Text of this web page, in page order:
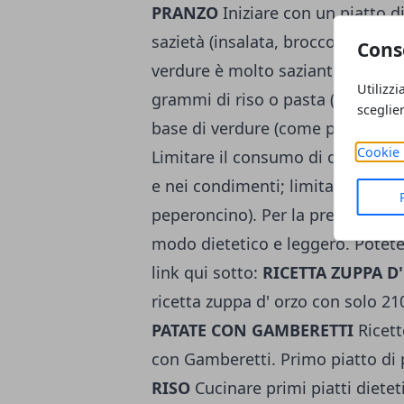
Cookie
PRANZO Iniziare con un piatto
sazietà (insalata, broccolo,
verdure è molto saziante. Come
grammi di riso o pasta
base di verdure (come
Limitare il consumo di olio
e nei condimenti; limitare
peperoncino). Per la
modo dietetico e leggero.
link qui sotto: RICETTA ZUPPA
ricetta zuppa d' orzo con solo
PATATE CON GAMBERETTI
con Gamberetti. Primo piatto di
RISO Cucinare primi piatti